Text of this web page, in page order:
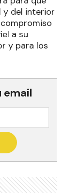
y del interior
a su
y para los
email